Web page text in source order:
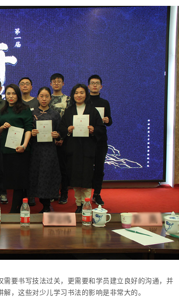
要书写技法过关，更需要和学员建立良好的沟通，并
，这些对少儿学习书法的影响是非常大的。